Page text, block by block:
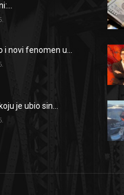
i novi fenomen u...
je ubio sin...